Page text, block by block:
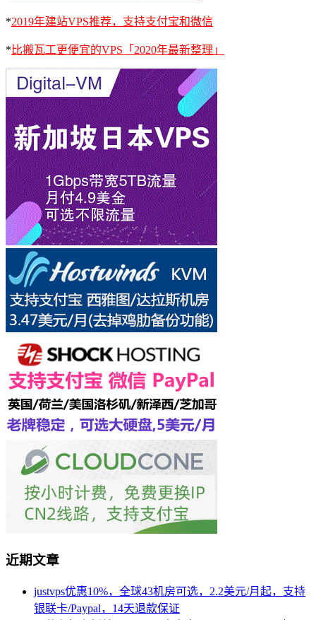
*2019年建站VPS推荐，支持支付宝和微信
* 比搬瓦工更便宜的VPS「2020年最新整理」
近期文章
justvps优惠10%，全球43机房可选，2.2美元/月起，支持
银联卡/Paypal，14天退款保证